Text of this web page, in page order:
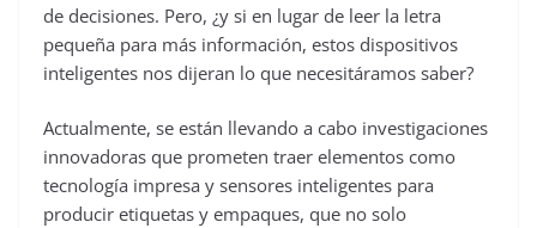
de decisiones. Pero, ¿y si en lugar de leer la letra
pequeña para más información, estos dispositivos
inteligentes nos dijeran lo que necesitáramos saber?
Actualmente, se están llevando a cabo investigaciones
innovadoras que prometen traer elementos como
tecnología impresa y sensores inteligentes para
producir etiquetas y empaques, que no solo